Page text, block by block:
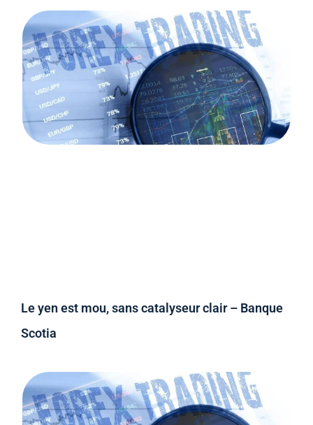
Le yen est mou, sans catalyseur clair – Banque
Scotia